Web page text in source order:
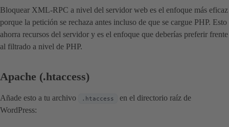
Bloquear XML-RPC a nivel del servidor web es el enfoque más eficaz
porque la petición se rechaza antes incluso de que se cargue PHP. Esto
ahorra recursos del servidor y es el enfoque que deberías preferir frente
al filtrado a nivel de PHP.
Apache (.htaccess)
Añade esto a tu archivo .htaccess
en el directorio raíz de
WordPress: